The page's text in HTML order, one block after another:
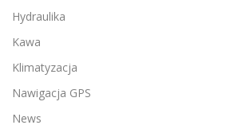
Hydraulika
Kawa
Klimatyzacja
Nawigacja GPS
News